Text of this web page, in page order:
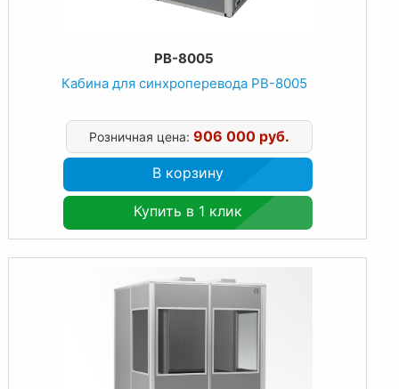
PB-8005
Кабина для синхроперевода PB-8005
Розничная цена: 906 000 руб.
В корзину
Купить в 1 клик